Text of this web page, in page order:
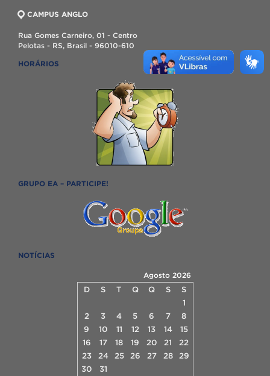
CAMPUS ANGLO
Rua Gomes Carneiro, 01 - Centro
Pelotas - RS, Brasil - 96010-610
HORÁRIOS
GRUPO EA – PARTICIPE!
NOTÍCIAS
Agosto 2026
D S T Q Q S
S
1
2
3 4 5 6 7
8
9
10 11 12 13 14
15
16
17 18 19 20 21
22
23
24 25 26 27 28
29
30
31